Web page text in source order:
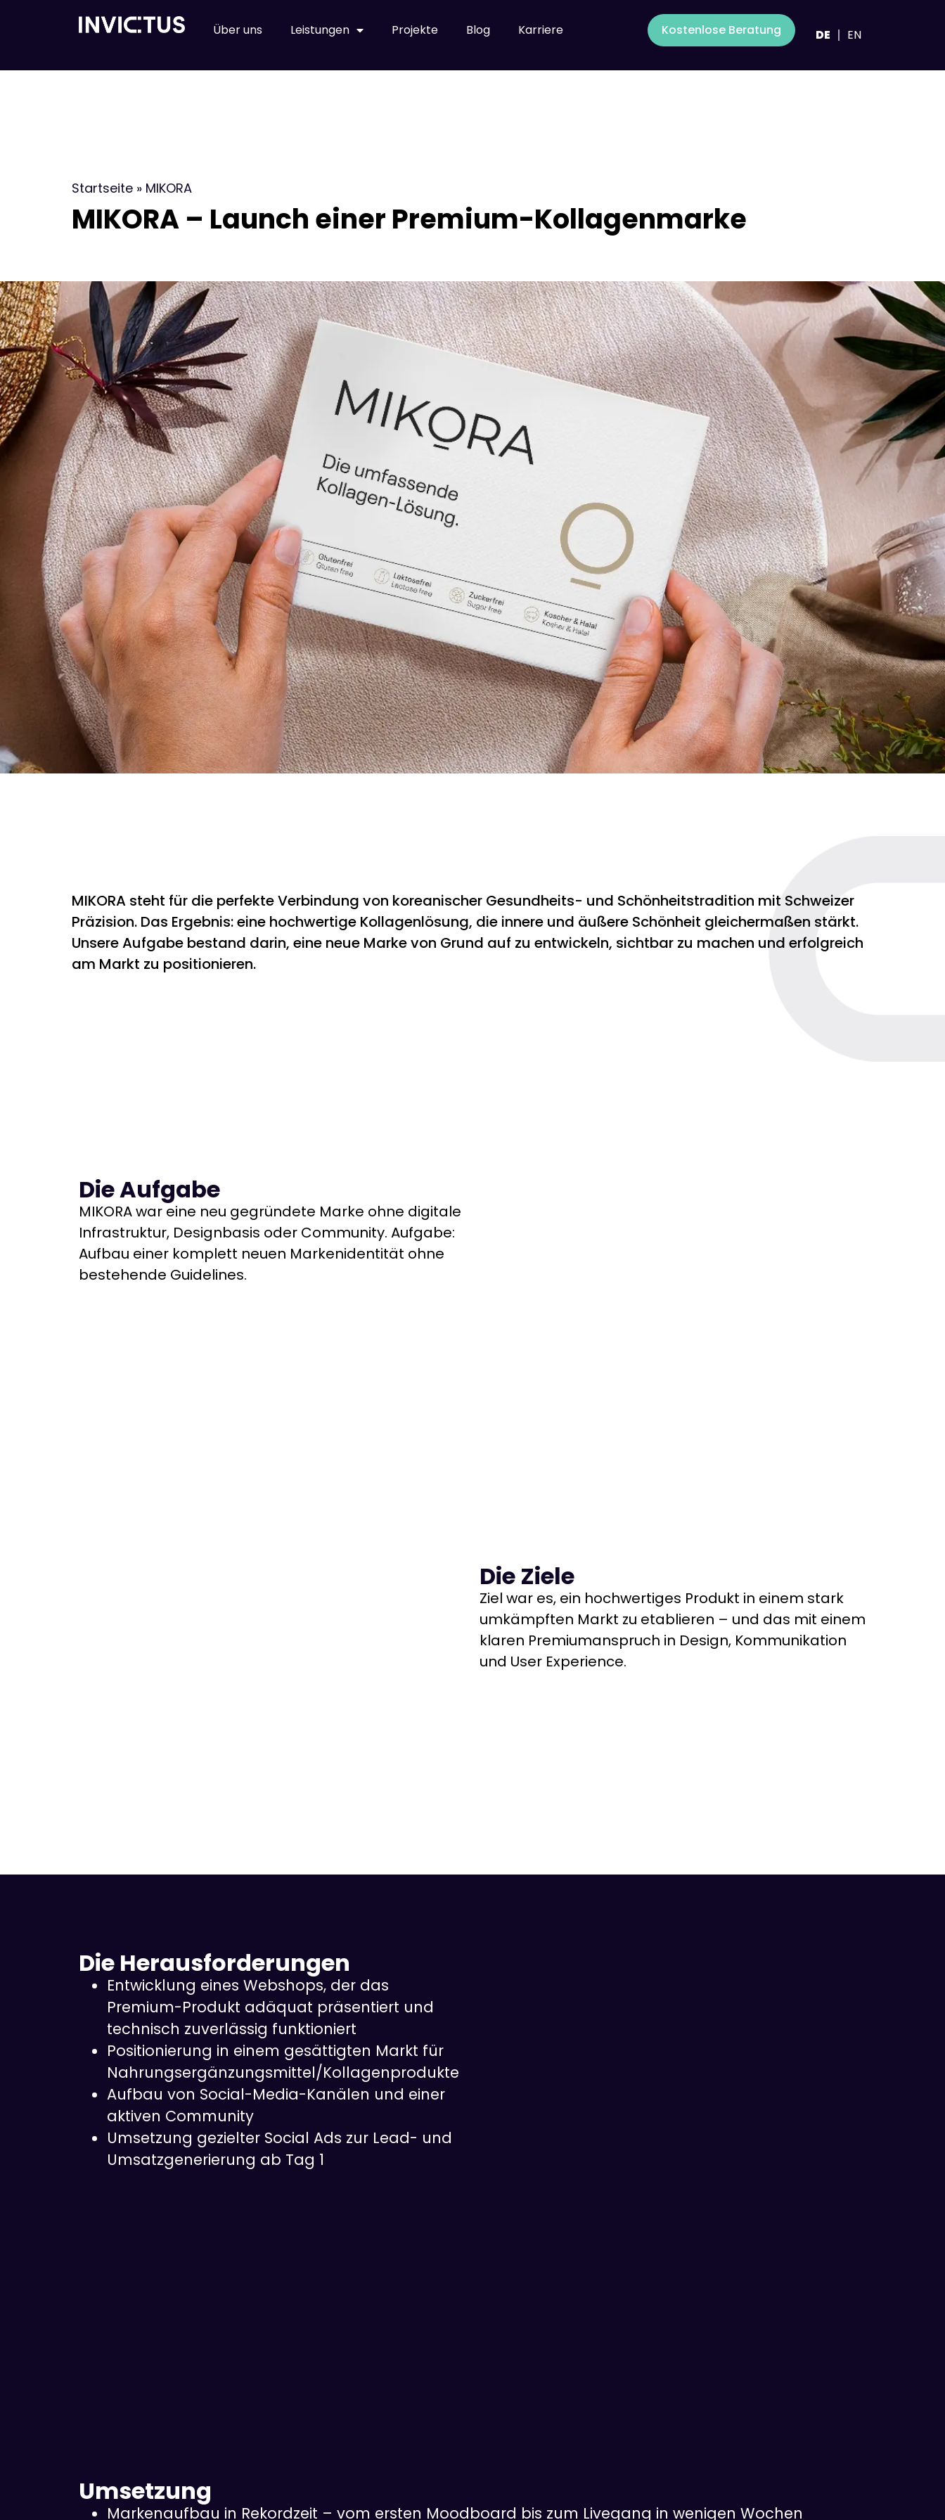
Über uns Leistungen Projekte Blog Karriere Kostenlose Beratung DE EN
Startseite » MIKORA
MIKORA – Launch einer Premium-Kollagenmarke
MIKORA steht für die perfekte Verbindung von koreanischer Gesundheits- und Schönheitstradition mit Schweizer
Präzision. Das Ergebnis: eine hochwertige Kollagenlösung, die innere und äußere Schönheit gleichermaßen stärkt.
Unsere Aufgabe bestand darin, eine neue Marke von Grund auf zu entwickeln, sichtbar zu machen und erfolgreich
am Markt zu positionieren.
Die Aufgabe
MIKORA war eine neu gegründete Marke ohne digitale
Infrastruktur, Designbasis oder Community. Aufgabe:
Aufbau einer komplett neuen Markenidentität ohne
bestehende Guidelines.
Die Ziele
Ziel war es, ein hochwertiges Produkt in einem stark
umkämpften Markt zu etablieren – und das mit einem
klaren Premiumanspruch in Design, Kommunikation
und User Experience.
Die Herausforderungen
Entwicklung eines Webshops, der das
Premium-Produkt adäquat präsentiert und
technisch zuverlässig funktioniert
Positionierung in einem gesättigten Markt für
Nahrungsergänzungsmittel/Kollagenprodukte
Aufbau von Social-Media-Kanälen und einer
aktiven Community
Umsetzung gezielter Social Ads zur Lead- und
Umsatzgenerierung ab Tag 1
Umsetzung
Markenaufbau in Rekordzeit – vom ersten Moodboard bis zum Livegang in wenigen Wochen